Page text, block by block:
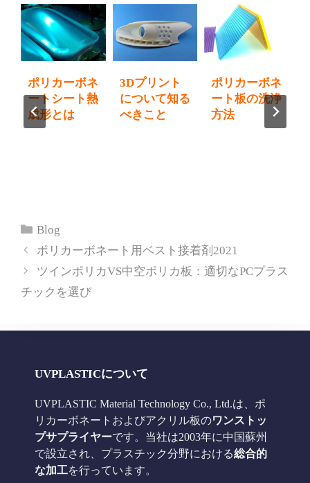
ポリカーボネ
ートシート熱
成形とは
3Dプリント
について知る
べきこと
ポリカーボネ
ート板の洗浄
方法
カ
テ
リ
ー
Blog
ポリカーボネート用ベスト接着剤2021
ツインポリカVS中空ポリカ板：適切なPCプラス
チックを選び
UVPLASTICについて
UVPLASTIC Material Technology Co., Ltd.は、ポ
リカーボネートおよびアクリル板のワンストッ
プサプライヤーです。当社は2003年に中国蘇州
で設立され、プラスチック分野における総合的
な加工を行っています。